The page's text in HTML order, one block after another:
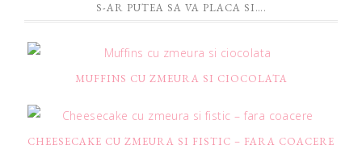
S-AR PUTEA SA VA PLACA SI….
MUFFINS CU ZMEURA SI CIOCOLATA
CHEESECAKE CU ZMEURA SI FISTIC – FARA COACERE